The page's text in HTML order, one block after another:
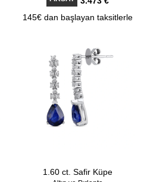
145€ dan başlayan taksitlerle
1.60 ct. Safir Küpe